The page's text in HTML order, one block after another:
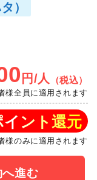
）
円/人 （税込）
様全員に適用されます
イント還元
様のみに適用されます
へ進む